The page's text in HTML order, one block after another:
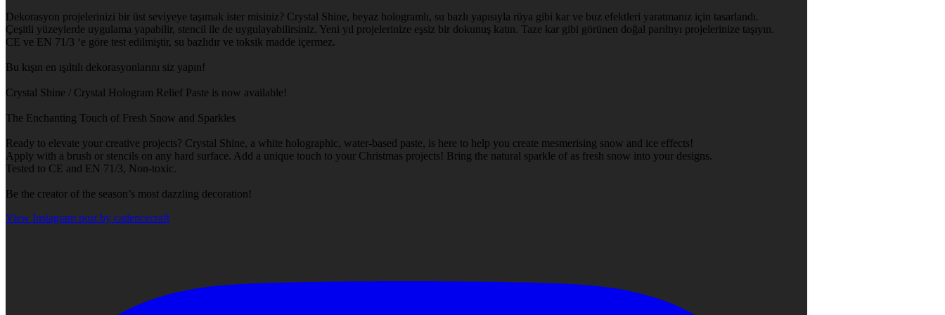
Dekorasyon projelerinizi bir üst seviyeye taşımak ister misiniz? Crystal Shine, beyaz hologramlı, su bazlı yapısıyla rüya gibi kar ve buz efektleri yaratmanız için tasarlandı.
Çeşitli yüzeylerde uygulama yapabilir, stencil ile de uygulayabilirsiniz. Yeni yıl projelerinize eşsiz bir dokunuş katın. Taze kar gibi görünen doğal parıltıyı projelerinize taşıyın.
CE ve EN 71/3 ‘e göre test edilmiştir, su bazlıdır ve toksik madde içermez.
Bu kışın en ışıltılı dekorasyonlarını siz yapın!
Crystal Shine / Crystal Hologram Relief Paste is now available!
The Enchanting Touch of Fresh Snow and Sparkles
Ready to elevate your creative projects? Crystal Shine, a white holographic, water-based paste, is here to help you create mesmerising snow and ice effects!
Apply with a brush or stencils on any hard surface. Add a unique touch to your Christmas projects! Bring the natural sparkle of as fresh snow into your designs.
Tested to CE and EN 71/3, Non-toxic.
Be the creator of the season’s most dazzling decoration!
View Instagram post by cadencecraft